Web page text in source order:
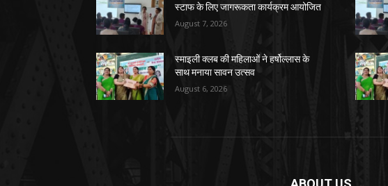
स्टाफ के लिए जागरूकता कार्यक्रम आयोजित
August 7, 2026
स्माइली क्लब की महिलाओं ने हर्षोल्लास के
साथ मनाया सावन उत्सव
August 6, 2026